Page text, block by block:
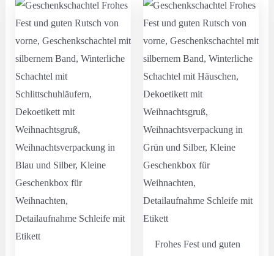
Frohes Fest und guten